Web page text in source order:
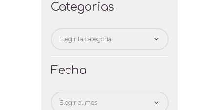
Categorias
Fecha